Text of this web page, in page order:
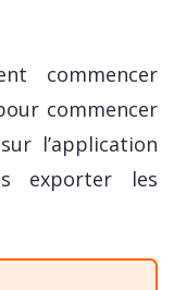
commencer
commencer
l’application
exporter les